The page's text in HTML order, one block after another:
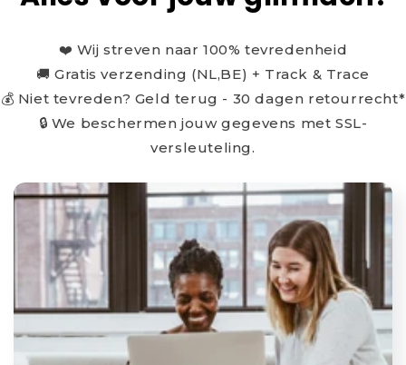
❤️ Wij streven naar 100% tevredenheid
🚚 Gratis verzending (NL,BE) + Track & Trace
💰 Niet tevreden? Geld terug - 30 dagen retourrecht*
🔒 We beschermen jouw gegevens met SSL-
versleuteling.